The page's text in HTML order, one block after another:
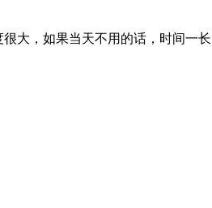
大，如果当天不用的话，时间一